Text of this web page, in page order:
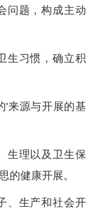
问题，构成主动
生习惯，确立积
'来源与开展的基
生理以及卫生保
的健康开展。
、生产和社会开